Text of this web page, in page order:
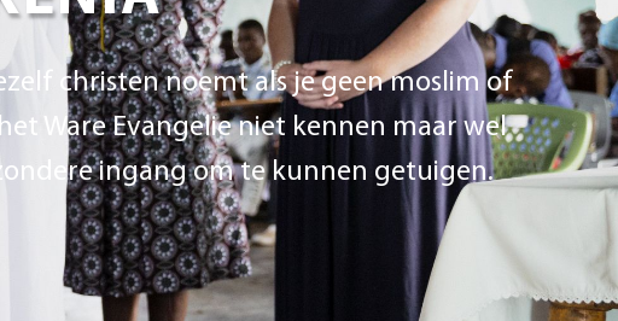
christen noemt als je geen moslim of
Ware Evangelie niet kennen maar wel
ingang om te kunnen getuigen.